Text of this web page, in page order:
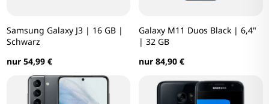
Samsung Galaxy J3 | 16 GB |
Schwarz
nur 54,99 €
Galaxy M11 Duos Black | 6,4"
| 32 GB
nur 84,90 €